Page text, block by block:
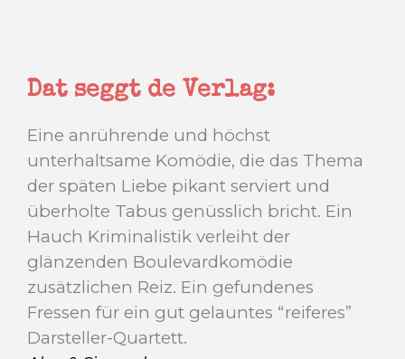
Dat seggt de Verlag:
Eine anrührende und höchst
unterhaltsame Komödie, die das Thema
der späten Liebe pikant serviert und
überholte Tabus genüsslich bricht. Ein
Hauch Kriminalistik verleiht der
glänzenden Boulevardkomödie
zusätzlichen Reiz. Ein gefundenes
Fressen für ein gut gelauntes “reiferes”
Darsteller-Quartett.